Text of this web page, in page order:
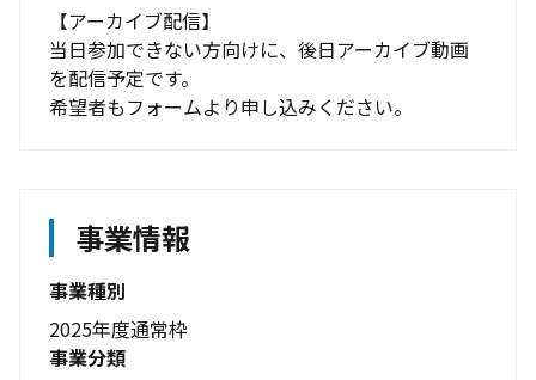
【アーカイブ配信】
当日参加できない方向けに、後日アーカイブ動画
を配信予定です。
希望者もフォームより申し込みください。
事業情報
事業種別
2025年度通常枠
事業分類